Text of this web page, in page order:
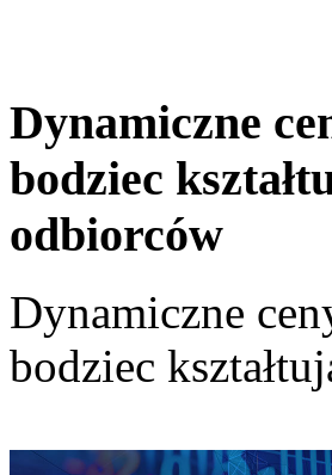
Dynamiczne
bodziec
odbiorców
Dynamiczne
bodziec